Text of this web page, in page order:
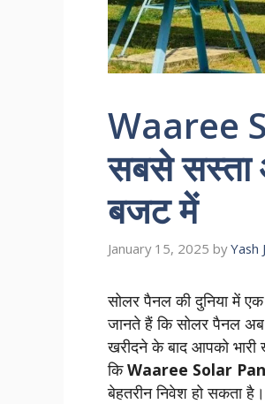
Waaree
सबसे
बजट में
January 15, 2025 byYash
सोलर पैनल की दुनिया में
जानते हैं कि सोलर पैनल
खरीदने के बाद आपको भारी
किWaaree Solar
बेहतरीन निवेश हो सकता है।